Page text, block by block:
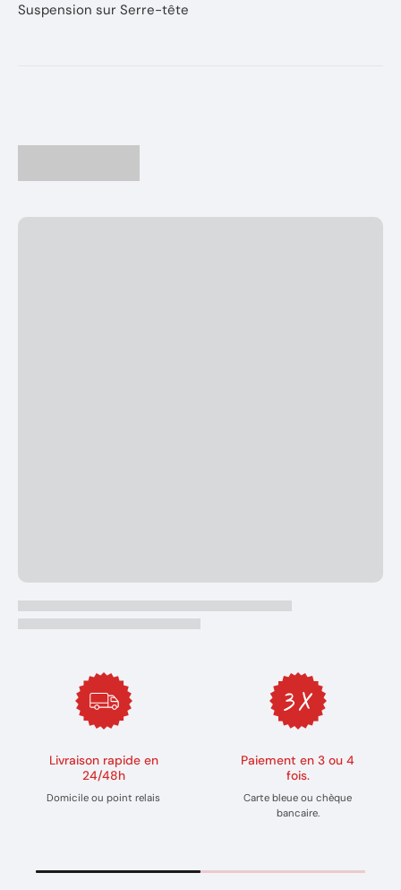
Suspension sur Serre-tête
Livraison rapide en
24/48h
Domicile ou point relais
Paiement en 3 ou 4
fois.
Carte bleue ou chèque
bancaire.